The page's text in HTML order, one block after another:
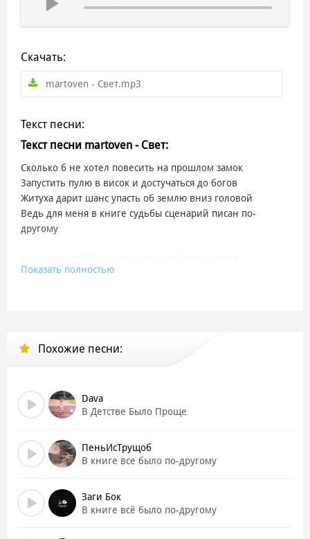
Скачать:
martoven - Свет.mp3
Текст песни:
Текст песни martoven - Свет:
Сколько б не хотел повесить на прошлом замок
Запустить пулю в висок и достучаться до богов
Житуха дарит шанс упасть об землю вниз головой
Ведь для меня в книге судьбы сценарий писан по-
другому
Мама хочет чтоб я вырос не как ты долбоеб
Обезбашенные сплетни
На твою наплевав всю суть
Мне не предел бесконечность
Нет ни выходных ни будней
От зарплаты до зарплаты
А я итак измотан
И забросил компас
Не потому что мне похуй
Показать полностью
Похожие песни:
Dava
В Детстве Было Проще
ПеньИсТрущоб
В книге все было по-другому
Заги Бок
В книге всё было по-другому